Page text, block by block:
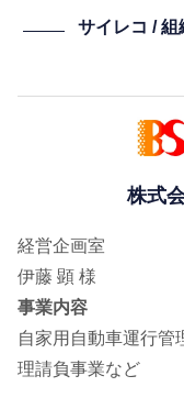
サイレコ / 組
株式
経営企画室
伊藤 顕 様
事業内容
自家用自動車運行管
理請負事業など